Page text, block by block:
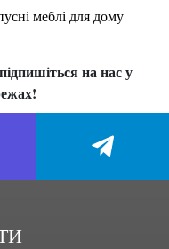
меблі для дому
на нас у